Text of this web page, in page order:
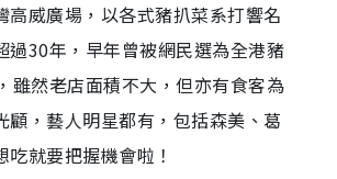
高威廣場，以各式豬扒菜系打響名
過30年，早年曾被網民選為全港豬
雖然老店面積不大，但亦有食客為
顧，藝人明星都有，包括森美、葛
就要把握機會啦！